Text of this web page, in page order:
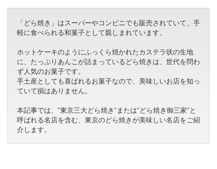
「どら焼き」はスーパーやコンビニでも販売されていて、手
軽に食べられる和菓子として親しまれています。
ホットケーキのようにふっくら焼かれたカステラ状の生地
に、たっぷりあんこが詰まっているどら焼きは、世代を問わ
ず人気のお菓子です。
手土産としても喜ばれるお菓子なので、美味しいお店を知っ
ていて損はありません。
本記事では、”東京三大どら焼き”または”どら焼き御三家”と
呼ばれる名店を含む、東京のどら焼きが美味しい名店をご紹
介します。